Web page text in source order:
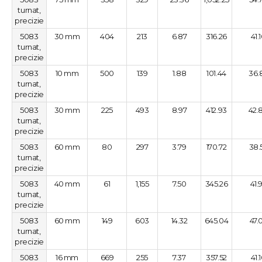
turnat,
precizie
5083
turnat,
precizie
30 mm 404 213 6.87 316.26
5083
turnat,
precizie
10 mm 500 139 1.88 101.44
5083
turnat,
precizie
30 mm 225 493 8.97 412.93
5083
turnat,
precizie
60 mm 80 297 3.79 170.72
5083
turnat,
precizie
40 mm 61 1,155 7.50 345.26
5083
turnat,
precizie
60 mm 149 603 14.32 645.04
5083
16 mm 669 255 7.37 357.52